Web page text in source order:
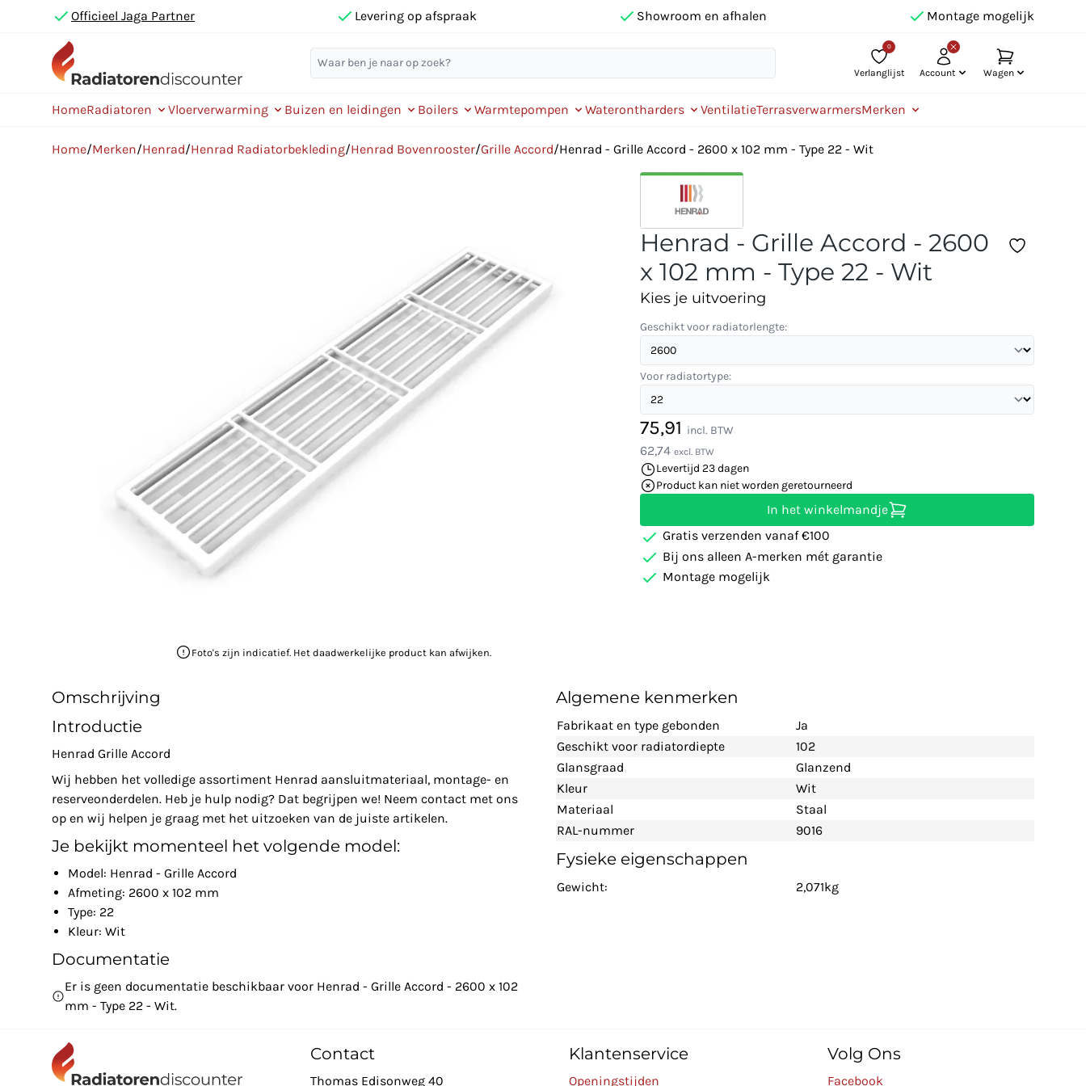
Officieel Jaga Partner Levering op afspraak Showroom en afhalen Montage mogelijk
0
Verlanglijst Account Wagen
HomeRadiatoren Vloerverwarming Buizen en leidingen Boilers Warmtepompen Waterontharders VentilatieTerrasverwarmersMerken
Home/Merken/Henrad/Henrad Radiatorbekleding/Henrad Bovenrooster/Grille Accord/Henrad - Grille Accord - 2600 x 102 mm - Type 22 - Wit
Foto's zijn indicatief. Het daadwerkelijke product kan afwijken.
Henrad - Grille Accord - 2600
x 102 mm - Type 22 - Wit
Kies je uitvoering
Geschikt voor radiatorlengte:
Voor radiatortype:
75,91 incl. BTW
62,74 excl. BTW
Levertijd 23 dagen
Product kan niet worden geretourneerd
In het winkelmandje
Gratis verzenden vanaf €100
Bij ons alleen A-merken mét garantie
Montage mogelijk
Omschrijving
Introductie
Henrad Grille Accord
Wij hebben het volledige assortiment Henrad aansluitmateriaal, montage- en
reserveonderdelen. Heb je hulp nodig? Dat begrijpen we! Neem contact met ons
op en wij helpen je graag met het uitzoeken van de juiste artikelen.
Je bekijkt momenteel het volgende model:
Model: Henrad - Grille Accord
Afmeting: 2600 x 102 mm
Type: 22
Kleur: Wit
Documentatie
Er is geen documentatie beschikbaar voor Henrad - Grille Accord - 2600 x 102
mm - Type 22 - Wit.
Algemene kenmerken
Fabrikaat en type gebonden
Ja
Geschikt voor radiatordiepte
102
Glansgraad
Glanzend
Kleur
Wit
Materiaal
Staal
RAL-nummer
9016
Fysieke eigenschappen
Gewicht: 2,071kg
Contact
Thomas Edisonweg 40
Klantenservice
Openingstijden
Volg Ons
Facebook